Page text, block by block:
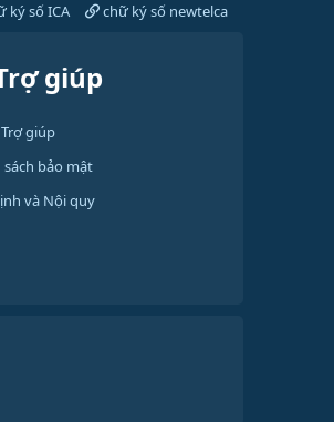
ký số ICA chữ ký số newtelca
giúp
Trợ giúp
sách bảo mật
và Nội quy